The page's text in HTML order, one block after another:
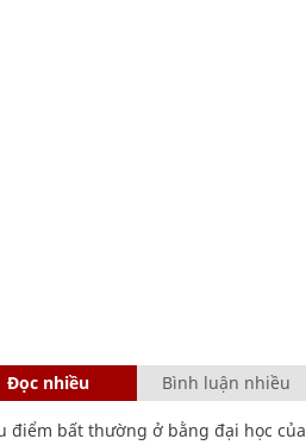
Đọc nhiều Bình luận nhiều
điểm bất thường ở bằng đại học của